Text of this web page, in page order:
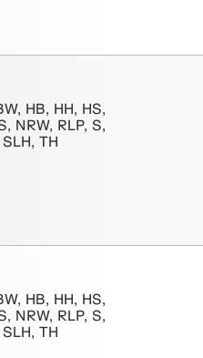
HB, HH, HS,
NRW, RLP, S,
TH
HB, HH, HS,
NRW, RLP, S,
TH